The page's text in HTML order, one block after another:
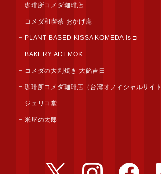
珈琲所コメダ珈琲店
コメダ和喫茶 おかげ庵
PLANT BASED KISSA KOMEDA is □
BAKERY ADEMOK
コメダの大判焼き 大餡吉日
珈琲所コメダ珈琲店（台湾オフィシャルサイト
ジェリコ堂
米屋の太郎
公式Twitterアカウント
公式Instagram
公